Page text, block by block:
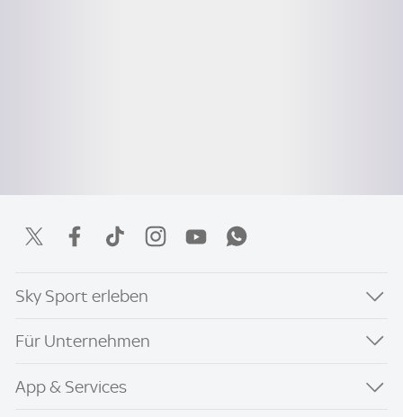
Sky Sport erleben
Für Unternehmen
App & Services